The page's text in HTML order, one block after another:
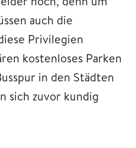
auch die
Privilegien
kostenloses Parken
in den Städten
sich zuvor kundig